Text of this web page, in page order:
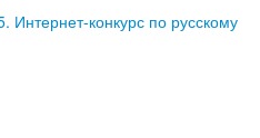
Интернет-конкурс по русскому